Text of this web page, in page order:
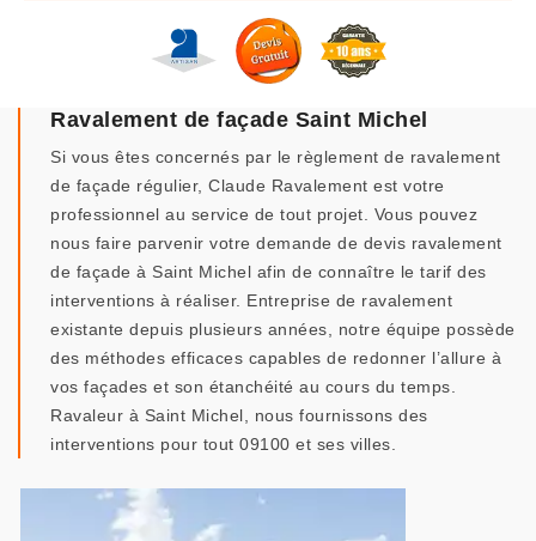
Ravalement de façade Saint Michel
Si vous êtes concernés par le règlement de ravalement
de façade régulier, Claude Ravalement est votre
professionnel au service de tout projet. Vous pouvez
nous faire parvenir votre demande de devis ravalement
de façade à Saint Michel afin de connaître le tarif des
interventions à réaliser. Entreprise de ravalement
existante depuis plusieurs années, notre équipe possède
des méthodes efficaces capables de redonner l’allure à
vos façades et son étanchéité au cours du temps.
Ravaleur à Saint Michel, nous fournissons des
interventions pour tout 09100 et ses villes.